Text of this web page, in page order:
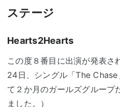
ステージ
Hearts2Hearts
この度８番目に出演が発表
24日、シングル「The
て２か月のガールズグループ
ました。）